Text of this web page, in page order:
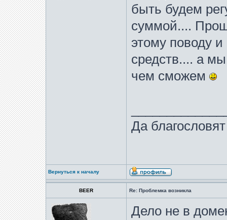
быть будем
суммой....
этому поводу и
средств.... а
чем сможем
Да
Вернуться к началу
BEER Re: Проблемка возникла
Дело не в